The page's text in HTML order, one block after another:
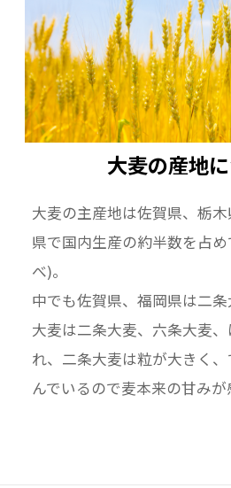
大麦の産地
大麦の主産地は佐賀県、栃
県で国内生産の約半数を占
べ)。
中でも佐賀県、福岡県は二条
大麦は二条大麦、六条大麦
れ、二条大麦は粒が大きく
んでいるので麦本来の甘みが